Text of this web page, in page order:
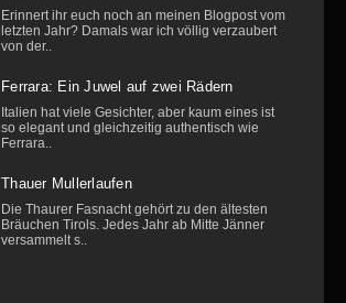
Erinnert ihr euch noch an meinen Blogpost vom
letzten Jahr? Damals war ich völlig verzaubert
von der..
Ferrara: Ein Juwel auf zwei Rädern
Italien hat viele Gesichter, aber kaum eines ist
so elegant und gleichzeitig authentisch wie
Ferrara..
Thauer Mullerlaufen
Die Thaurer Fasnacht gehört zu den ältesten
Bräuchen Tirols. Jedes Jahr ab Mitte Jänner
versammelt s..